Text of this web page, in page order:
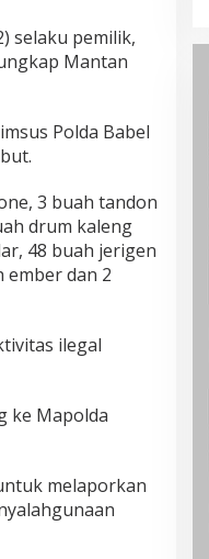
selaku pemilik,
Mantan
Polda Babel
3 buah tandon
drum kaleng
48 buah jerigen
ember dan 2
ilegal
ke Mapolda
melaporkan